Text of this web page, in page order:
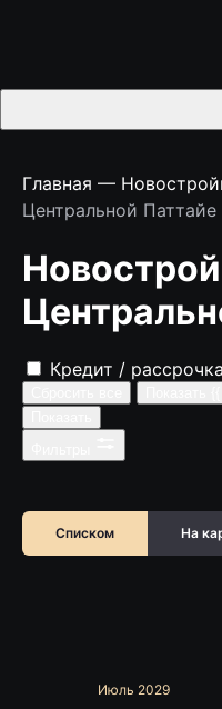
Главная —
Центральной Паттайе
Кредит / рассрочка
Списком На
Июль 2029